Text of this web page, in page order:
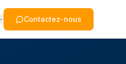
Contactez-nous